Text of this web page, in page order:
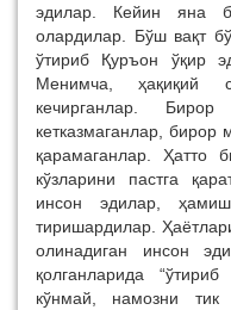
эдилар. Кейин яна
олардилар. Бўш вақт
ўтириб Қуръон ўқир
Менимча, ҳақиқий
кечирганлар.
кетказмаганлар, бирор
қарамаганлар. Ҳатто
кўзларини пастга
инсон эдилар,
тиришардилар.
олинадиган инсон
қолганларида
кўнмай, намозни тик